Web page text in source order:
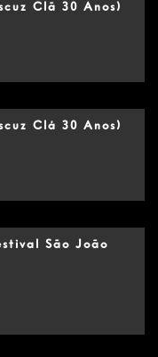
Clã 30 Anos)
Clá 30 Anos)
São João